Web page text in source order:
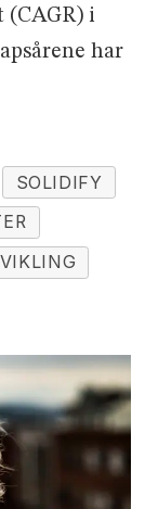
(CAGR) i
har
SOLIDIFY